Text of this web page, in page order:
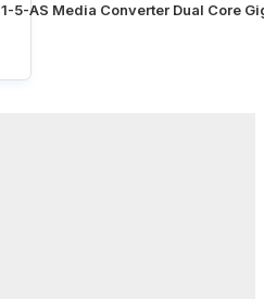
5-AS Media Converter Dual Core